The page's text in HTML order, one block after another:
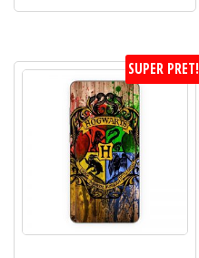
SUPER PRET!